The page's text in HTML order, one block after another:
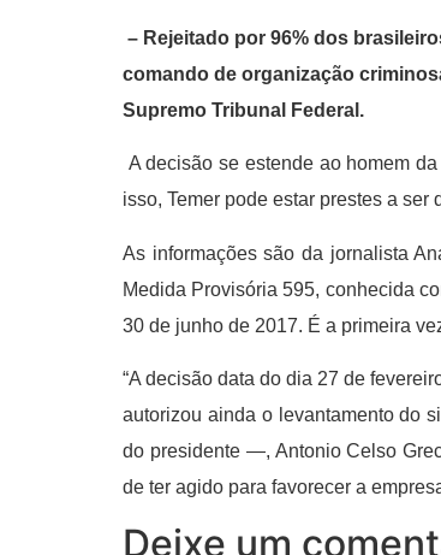
– Rejeitado por 96% dos
comando de organização
Supremo Tribunal Federal.
A decisão se estende ao homem
isso, Temer pode estar prestes a ser
As informações são da jornalista
Medida Provisória 595, conhecida
30 de junho de 2017. É a primeira
“A decisão data do dia 27 de
autorizou ainda o levantamento do
do presidente —, Antonio Celso
de ter agido para favorecer a
Deixe um